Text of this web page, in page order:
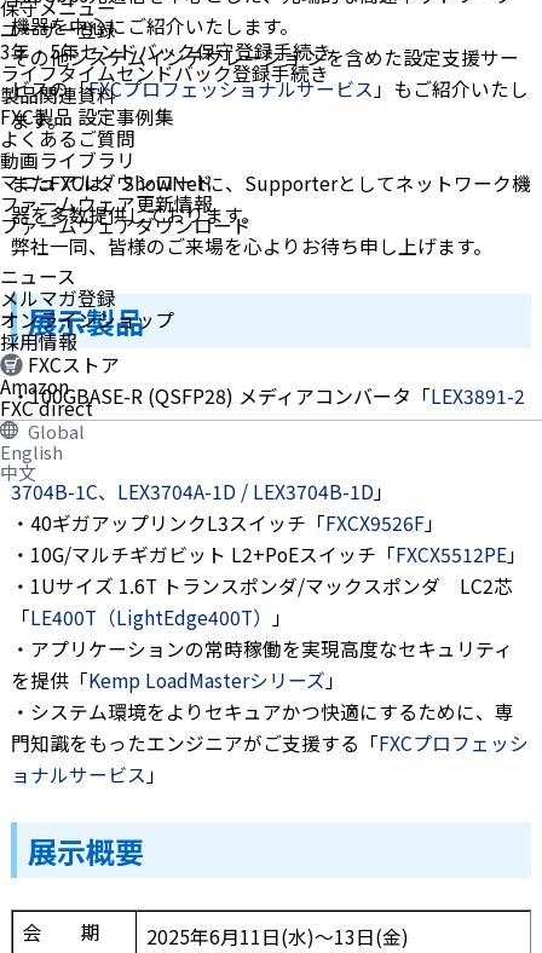
保守メニュー
ユーザー登録
3年・5年センドバック保守登録手続き
ライフタイムセンドバック登録手続き
製品関連資料
FXC製品 設定事例集
よくあるご質問
動画ライブラリ
マニュアルダウンロード
ファームウェア更新情報
ファームウェアダウンロード
ニュース
メルマガ登録
オンラインショップ
採用情報
FXCストア
Amazon
FXC direct
Global
English
中文
機器を中心にご紹介いたします。
その他システムインテグレーショ ンを含めた設定支援サー
ビスの「FXCプロフェッショナルサービス 」もご紹介いたし
ます。
またFXCは、ShowNetに、Supporterとしてネットワーク機
器を多数提供しております。
弊社一同、皆様のご来場を心よりお待ち申し上げます。
展示製品
・100GBASE-R (QSFP28) メディアコンバータ「LEX3891-2
QF」
・CWDM・DWDMフィルタモジュール「
3704B-1C、LEX3704A-1D / LEX3704B-1D」
・40ギガアップリンクL3スイッチ「FXCX9526F」
・10G/マルチギガビット L2+PoEスイッチ「FXCX5512PE」
・1Uサイズ 1.6T トランスポンダ/マックスポンダ LC2芯
「LE400T（LightEdge400T）
」
・アプリケーションの常時稼働を実現高度なセキュリティ
を提供「Kemp LoadMasterシリーズ 」
・システム環境をよりセキュアかつ快適にするために、専
門知識をもったエンジニアがご支援する「FXCプロフェッシ
ョナルサービス 」
展示概要
会 期
2025年6月11日(水)～13日(金)